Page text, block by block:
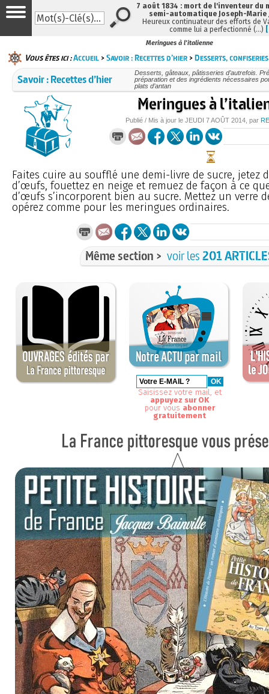
Meringues à l'italienne
Vous êtes ici :Accueil >Savoir : Recettes d’hier >Desserts, confiseries
Savoir : Recettes d’hier
Desserts, gâteaux, pâtisseries d’autrefois.
préparation et des ingrédients nécessaires
plats d’antan
Meringues à
Publié / Mis à jour leJEUDI 7 AOÛT 2014 , par
Faites cuire au soufflé une demi-livre de sucre, jetez
d’œufs, fouettez en neige et remuez de façon à ce
d’œufs s’incorporent bien au sucre. Mettez un verre
opérez comme pour les meringues ordinaires.
Même section > voir les201
Saisissez votre mail, et
appuyez sur OK
pour vous abonner
gratuitement
7 août 1834 : mort de l'inventeur du
semi-automatique Joseph-Marie
Heureux continuateur des efforts de
comme lui a perfectionné (…)